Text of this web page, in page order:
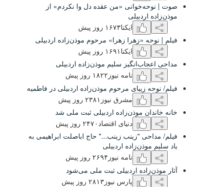
«من عقده دل وا نکردم» از
«زهرا زهرا» مرحوم موذن‌زاده اردبیلی
سلیم موذن‌زاده اردبیلی
۱۸۲۲ روز پیش
زیبای مرحوم موذن‌زاده اردبیلی در فاطمیه
۲٣۸۱ روز پیش
موذن‌زاده اردبیلی ثبت ملی شد
۲۴۷۰ روز پیش
"زینب زینب..." حاج اباصلت ابراهیمی به
اردبیلی
۲۶٩۴ روز پیش
اردبیلی ثبت ملی می‌شود
۲۸۱٣ روز پیش